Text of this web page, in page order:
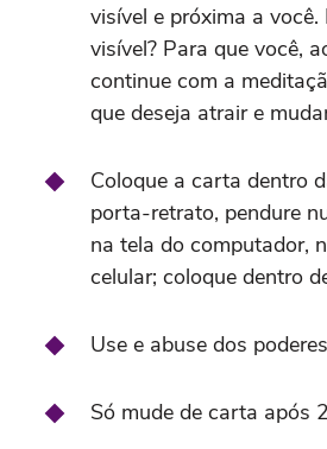
visível e próxima a
visível? Para que você,
continue com a
que deseja atrair e
Coloque a carta dentro
porta-retrato, pendure
na tela do computador,
celular; coloque dentro
Use e abuse dos
Só mude de carta após